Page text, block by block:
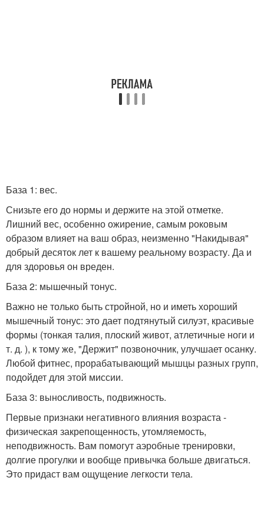
База 1: вес.
Снизьте его до нормы и держите на этой отметке.
Лишний вес, особенно ожирение, самым роковым
образом влияет на ваш образ, неизменно "Накидывая"
добрый десяток лет к вашему реальному возрасту. Да и
для здоровья он вреден.
База 2: мышечный тонус.
Важно не только быть стройной, но и иметь хороший
мышечный тонус: это дает подтянутый силуэт, красивые
формы (тонкая талия, плоский живот, атлетичные ноги и
т. д. ), к тому же, "Держит" позвоночник, улучшает осанку.
Любой фитнес, прорабатывающий мышцы разных групп,
подойдет для этой миссии.
База 3: выносливость, подвижность.
Первые признаки негативного влияния возраста -
физическая закрепощенность, утомляемость,
неподвижность. Вам помогут аэробные тренировки,
долгие прогулки и вообще привычка больше двигаться.
Это придаст вам ощущение легкости тела.